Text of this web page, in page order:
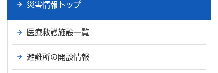
災害情報トップ
医療救護施設一覧
避難所の開設情報